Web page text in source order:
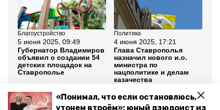
«Понимал, что если остановлюсь,
утонем втроём»: юный дзюдоист из
Благоустройство
5 июня 2025, 09:49
Губернатор Владимиров
объявил о создании 54
детских площадок на
Ставрополье
Политика
4 июня 2025, 17:21
Глава Ставрополья
назначил нового и.о.
министра по
нацполитике и делам
казачества
Все новости